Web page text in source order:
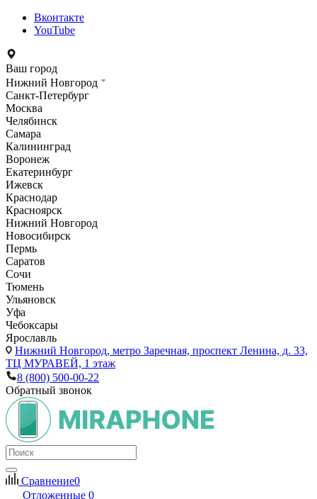
Вконтакте
YouTube
Ваш город
Нижний Новгород
Санкт-Петербург
Москва
Челябинск
Самара
Калининград
Воронеж
Екатеринбург
Ижевск
Краснодар
Красноярск
Нижний Новгород
Новосибирск
Пермь
Саратов
Сочи
Тюмень
Ульяновск
Уфа
Чебоксары
Ярославль
Нижний Новгород, метро Заречная, проспект Ленина, д. 33,
ТЦ МУРАВЕЙ, 1 этаж
8 (800) 500-00-22
Обратный звонок
Сравнение0
Отложенные 0